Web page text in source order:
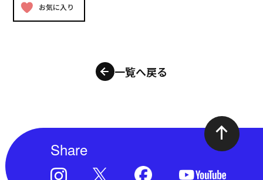
お気に入り
一覧へ戻る
Share